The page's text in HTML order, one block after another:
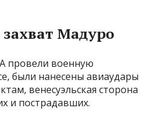
Мадуро
провели военную
были нанесены авиаудары
венесуэльская сторона
и пострадавших.